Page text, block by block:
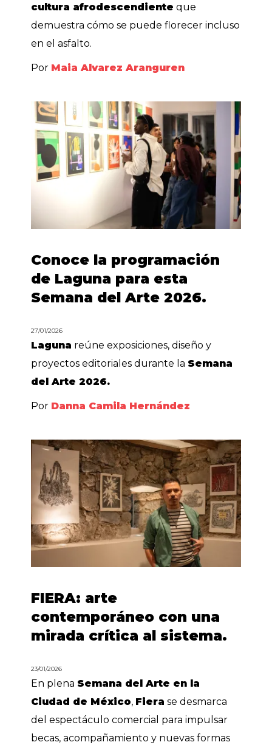
cultura afrodescendiente que
demuestra cómo se puede florecer incluso
en el asfalto.
Por Maia Alvarez Aranguren
Conoce la programación
de Laguna para esta
Semana del Arte 2026.
27/01/2026
Laguna reúne exposiciones, diseño y
proyectos editoriales durante la Semana
del Arte 2026.
Por Danna Camila Hernández
FIERA: arte
contemporáneo con una
mirada crítica al sistema.
23/01/2026
En plena Semana del Arte en la
Ciudad de México, Fiera se desmarca
del espectáculo comercial para impulsar
becas, acompañamiento y nuevas formas